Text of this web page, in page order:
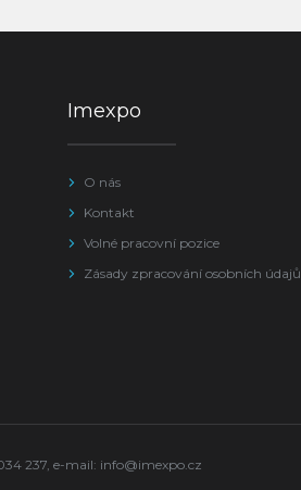
Imexpo
O nás
Kontakt
Volné pracovní pozice
Zásady zpracování osobních údajů
237, e-mail: info@imexpo.cz